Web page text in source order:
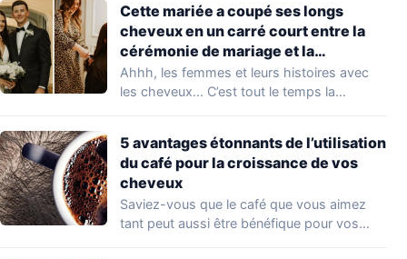
Cette mariée a coupé ses longs
cheveux en un carré court entre la
cérémonie de mariage et la
réception. Le résultat est
époustouflant !
Ahhh, les femmes et leurs histoires avec
les cheveux... C’est tout le temps la…
5 avantages étonnants de l’utilisation
du café pour la croissance de vos
cheveux
Saviez-vous que le café que vous aimez
tant peut aussi être bénéfique pour vos…